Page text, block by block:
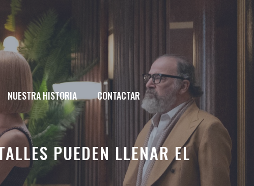
NUESTRA HISTORIA CONTACTAR
PUEDEN LLENAR EL